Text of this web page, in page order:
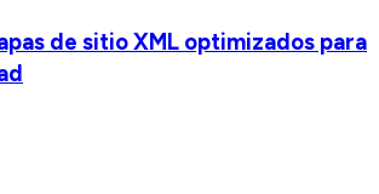
de sitio XML optimizados para